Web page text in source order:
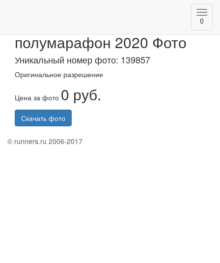
0
полумарафон 2020 Фото
Уникальный номер фото: 139857
Оригинальное разрешение
Цена за фото 0 руб.
Скачать фото
© runners.ru 2006-2017